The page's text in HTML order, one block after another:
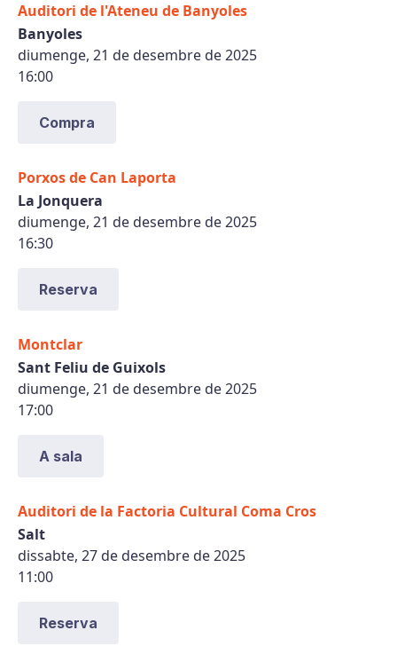
Auditori de l'Ateneu de Banyoles
Banyoles
diumenge, 21 de desembre de 2025
16:00
Compra
Porxos de Can Laporta
La Jonquera
diumenge, 21 de desembre de 2025
16:30
Reserva
Montclar
Sant Feliu de Guixols
diumenge, 21 de desembre de 2025
17:00
A sala
Auditori de la Factoria Cultural Coma Cros
Salt
dissabte, 27 de desembre de 2025
11:00
Reserva